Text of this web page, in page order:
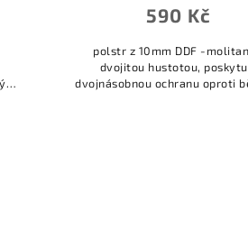
590 Kč
polstr z 10mm DDF -
dvojitou hustotou, poskytuje
dvojnásobnou ochranu oproti